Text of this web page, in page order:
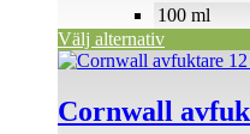
100 ml
Välj alternativ
på
produktsidan
Cornwall